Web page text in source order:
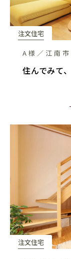
注文住宅
A様／江南市
住んでみて
注文住宅